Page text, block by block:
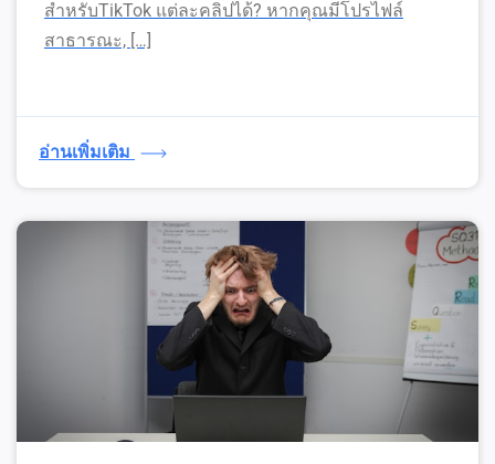
สำหรับTikTok แต่ละคลิปได้? หากคุณมีโปรไฟล์
สาธารณะ, […]
อ่านเพิ่มเติม